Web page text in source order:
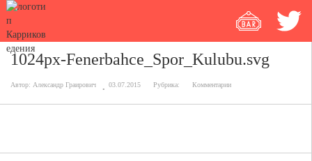
1024px-Fenerbahce_Spor_Kulubu.svg
Автор: Александр Граирович 03.07.2015 Рубрика: Комментарии